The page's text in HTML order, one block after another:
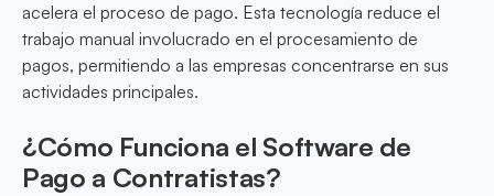
acelera el proceso de pago. Esta tecnología reduce el
trabajo manual involucrado en el procesamiento de
pagos, permitiendo a las empresas concentrarse en sus
actividades principales.
¿Cómo Funciona el Software de
Pago a Contratistas?